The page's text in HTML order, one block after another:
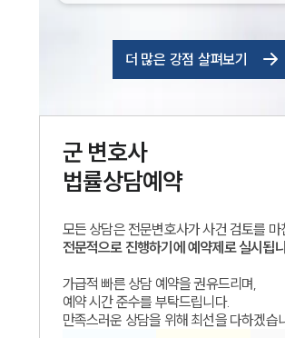
더 많은 강점 살펴보기
군변호사
법률상담예약
모든 상담은 전문변호사가 사건 검토를 마
전문적으로 진행하기에 예약제로 실시됩
가급적 빠른 상담 예약을 권유드리며,
예약 시간 준수를 부탁드립니다.
만족스러운 상담을 위해 최선을 다하겠습